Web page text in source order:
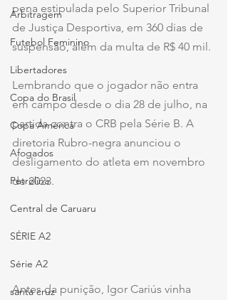
Arbitragem
Futebol Feminino
Libertadores
Copa do Brasil
Copa América
Afogados
Petrolina
Central de Caruaru
SÉRIE A2
Série A2
santa cruz
pena estipulada pelo Superior Tribunal
de Justiça Desportiva, em 360 dias de
suspensão, além da multa de R$ 40 mil.
Lembrando que o jogador não entra
em campo desde o dia 28 de julho, na
partida contra o CRB pela Série B. A
diretoria Rubro-negra anunciou o
desligamento do atleta em novembro
de 2023.
Antes da punição, Igor Cariús vinha